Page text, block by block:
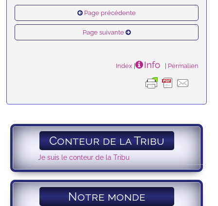
Page précédente
Page suivante
Index | Info | Permalien
Conteur de la Tribu
Je suis le conteur de la Tribu
Notre monde